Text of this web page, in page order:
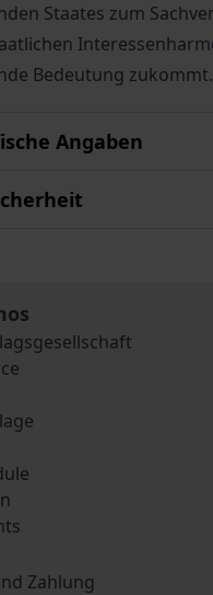
Staates zum
Bedeutung zukommt.
Angaben
Zahlung